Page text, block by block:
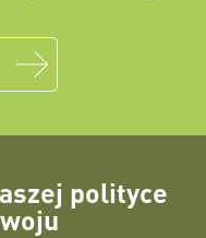
polityce